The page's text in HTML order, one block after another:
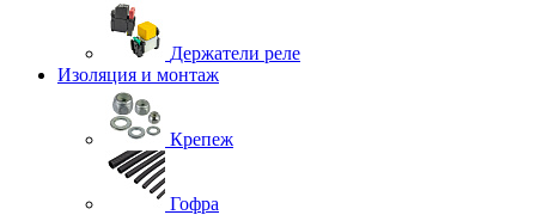
Держатели реле
Изоляция и монтаж
Крепеж
Гофра